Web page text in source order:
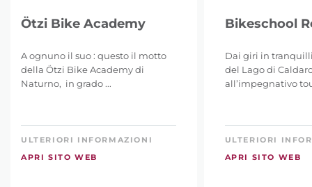
Ötzi Bike Academy
A ognuno il suo : questo il motto
della Ötzi Bike Academy di
Naturno, in grado ...
ULTERIORI INFORMAZIONI
APRI SITO WEB
Bikeschool
Dai giri in
del Lago di
all’impegnativo
ULTERIORI
APRI SITO WEB